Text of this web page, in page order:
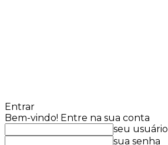
Entrar
Bem-vindo! Entre na sua conta
seu usuário
sua senha